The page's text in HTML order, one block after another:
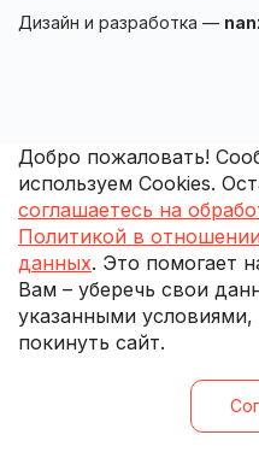
Дизайн и разработка —
Добро пожаловать!
используем Cookies.
соглашаетесь на
Политикой в
данных. Это помогает
Вам – уберечь свои
указанными
покинуть сайт.